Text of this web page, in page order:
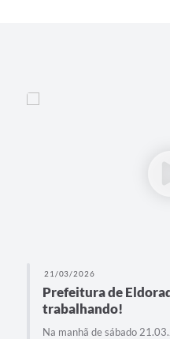
21/03/2026
Prefeitura de
trabalhando!
Na manhã de sábado